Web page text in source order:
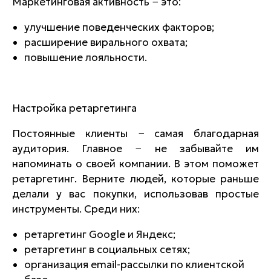
улучшение поведенческих факторов;
расширение вирального охвата;
повышение лояльности.
Настройка ретаргетинга
Постоянные клиенты − самая благодарная
аудитория. Главное − не забывайте им
напоминать о своей компании. В этом поможет
ретаргетинг. Верните людей, которые раньше
делали у вас покупки, использовав простые
инструменты. Среди них:
ретаргетинг Google и Яндекс;
ретаргетинг в социальных сетях;
организация email-рассылки по клиентской